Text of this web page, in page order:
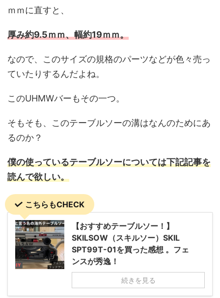
ｍｍに直すと、
厚み約9.5ｍｍ、幅約19ｍｍ。
なので、このサイズの規格のパーツなどが色々売っ
ていたりするんだよね。
このUHMWバーもその一つ。
そもそも、このテーブルソーの溝はなんのためにあ
るのか？
僕の使っているテーブルソーについては下記記事を
読んで欲しい。
こちらもCHECK
【おすすめテーブルソー！】
SKILSOW（スキルソー）SKIL
SPT99T-01を買った感想 。フェ
ンスが秀逸！
続きを見る